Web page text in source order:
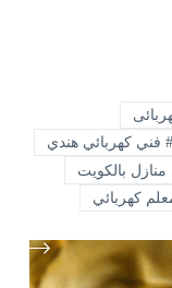
# فني كهربائي هندي
منازل بالكويت
كهربائي